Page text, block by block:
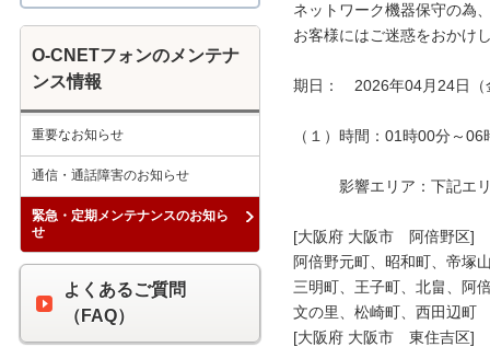
ネットワーク機器保守の為
お客様にはご迷惑をおかけ
期日：　2026年04月24日（
（１）時間：01時00分～06
影響エリア：下記エリ
[大阪府 大阪市　阿倍野区]
阿倍野元町、昭和町、帝塚
三明町、王子町、北畠、阿
文の里、松崎町、西田辺町
[大阪府 大阪市　東住吉区]
O-CNETフォンのメンテナ
ンス情報
重要なお知らせ
通信・通話障害のお知らせ
緊急・定期メンテナンスのお知ら
せ
よくあるご質問
（FAQ）